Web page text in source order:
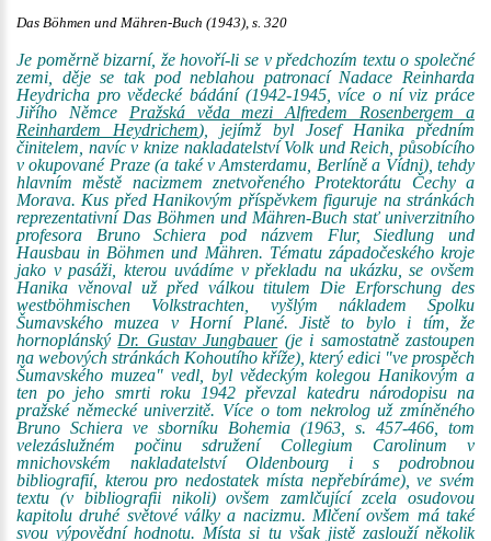
Das Böhmen und Mähren-Buch (1943), s. 320
Je poměrně bizarní, že hovoří-li se v předchozím textu o společné
zemi, děje se tak pod neblahou patronací Nadace Reinharda
Heydricha pro vědecké bádání (1942-1945, více o ní viz práce
Jiřího Němce Pražská věda mezi Alfredem Rosenbergem a
Reinhardem Heydrichem), jejímž byl Josef Hanika předním
činitelem, navíc v knize nakladatelství Volk und Reich, působícího
v okupované Praze (a také v Amsterdamu, Berlíně a Vídni), tehdy
hlavním městě nacizmem znetvořeného Protektorátu Čechy a
Morava. Kus před Hanikovým příspěvkem figuruje na stránkách
reprezentativní Das Böhmen und Mähren-Buch stať univerzitního
profesora Bruno Schiera pod názvem Flur, Siedlung und
Hausbau in Böhmen und Mähren. Tématu západočeského kroje
jako v pasáži, kterou uvádíme v překladu na ukázku, se ovšem
Hanika věnoval už před válkou titulem Die Erforschung des
westböhmischen Volkstrachten, vyšlým nákladem Spolku
Šumavského muzea v Horní Plané. Jistě to bylo i tím, že
hornoplánský Dr. Gustav Jungbauer(je i samostatně zastoupen
na webových stránkách Kohoutího kříže), který edici "ve prospěch
Šumavského muzea" vedl, byl vědeckým kolegou Hanikovým a
ten po jeho smrti roku 1942 převzal katedru národopisu na
pražské německé univerzitě. Více o tom nekrolog už zmíněného
Bruno Schiera ve sborníku Bohemia (1963, s. 457-466, tom
velezáslužném počinu sdružení Collegium Carolinum v
mnichovském nakladatelství Oldenbourg i s podrobnou
bibliografií, kterou pro nedostatek místa nepřebíráme), ve svém
textu (v bibliografii nikoli) ovšem zamlčující zcela osudovou
kapitolu druhé světové války a nacizmu. Mlčení ovšem má také
svou výpovědní hodnotu. Místa si tu však jistě zaslouží několik